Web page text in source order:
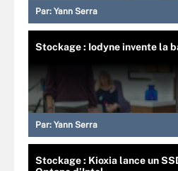
Par: Yann Serra
Stockage : Iodyne invente la
Par: Yann Serra
Stockage : Kioxia lance un